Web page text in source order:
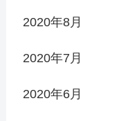
2020年8月
2020年7月
2020年6月